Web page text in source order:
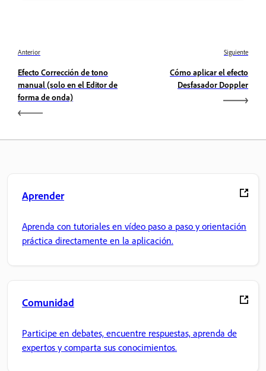
Anterior
Efecto Corrección de tono
manual (solo en el Editor de
forma de onda)
Siguiente
Cómo aplicar el efecto
Desfasador Doppler
Aprender
Aprenda con tutoriales en vídeo paso a paso y orientación
práctica directamente en la aplicación.
Comunidad
Participe en debates, encuentre respuestas, aprenda de
expertos y comparta sus conocimientos.